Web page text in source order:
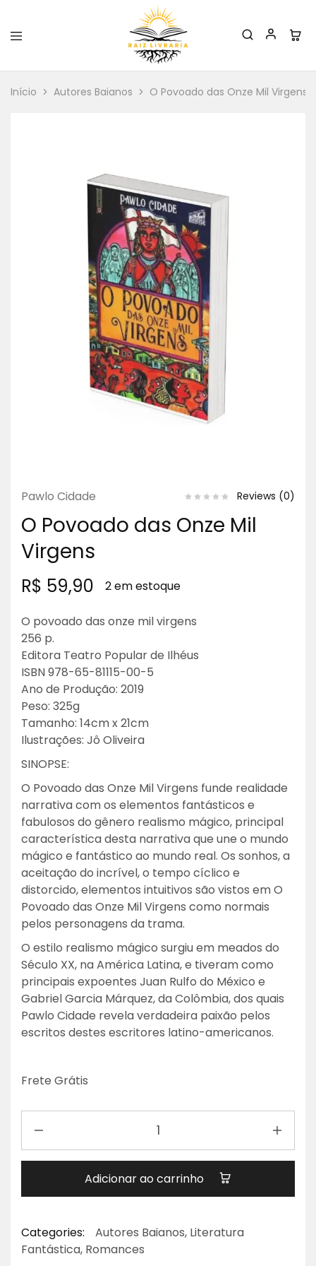
Raiz
Livraria
Início Autores Baianos O Povoado das Onze Mil Virgens
Pawlo Cidade Reviews (0)
O Povoado das Onze Mil
Virgens
R$ 59,90 2 em estoque
O povoado das onze mil virgens
256 p.
Editora Teatro Popular de Ilhéus
ISBN 978-65-81115-00-5
Ano de Produção: 2019
Peso: 325g
Tamanho: 14cm x 21cm
Ilustrações: Jô Oliveira
SINOPSE:
O Povoado das Onze Mil Virgens funde realidade
narrativa com os elementos fantásticos e
fabulosos do gênero realismo mágico, principal
característica desta narrativa que une o mundo
mágico e fantástico ao mundo real. Os sonhos, a
aceitação do incrível, o tempo cíclico e
distorcido, elementos intuitivos são vistos em O
Povoado das Onze Mil Virgens como normais
pelos personagens da trama.
O estilo realismo mágico surgiu em meados do
Século XX, na América Latina, e tiveram como
principais expoentes Juan Rulfo do México e
Gabriel Garcia Márquez, da Colômbia, dos quais
Pawlo Cidade revela verdadeira paixão pelos
escritos destes escritores latino-americanos.
Frete Grátis
Adicionar ao carrinho
Categories: Autores Baianos, Literatura
Fantástica, Romances